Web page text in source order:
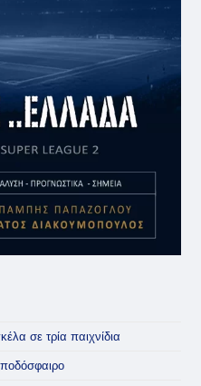
σε τρία παιχνίδια